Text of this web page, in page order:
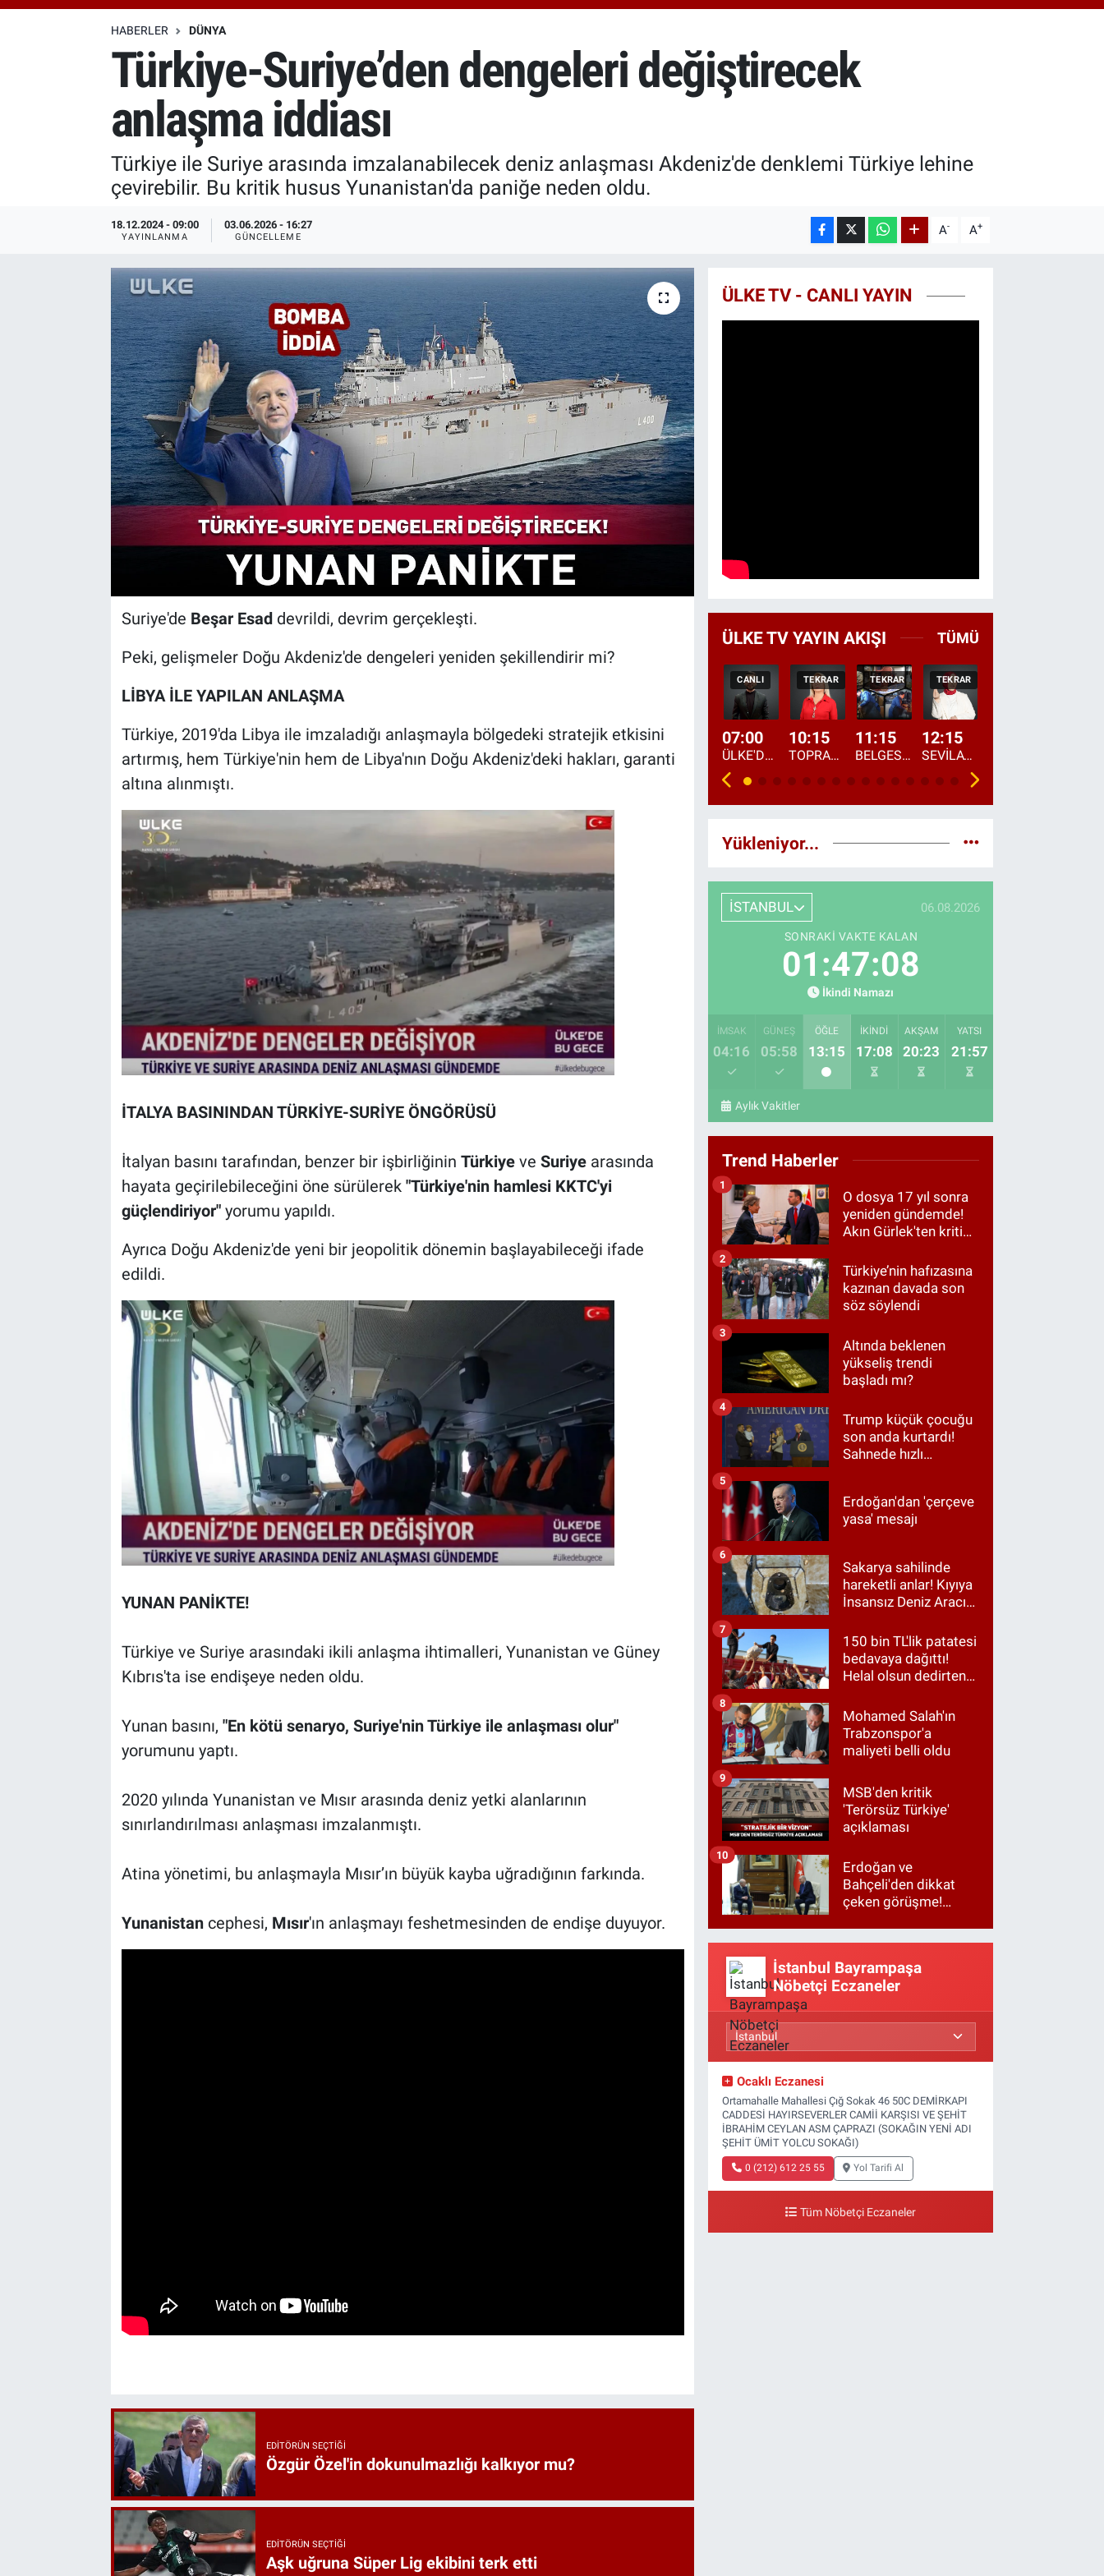
BITCOIN
64.602,05
%0.69
HABERLER DÜNYA
Türkiye-Suriye’den dengeleri değiştirecek
anlaşma iddiası
Türkiye ile Suriye arasında imzalanabilecek deniz anlaşması Akdeniz'de denklemi Türkiye lehine
çevirebilir. Bu kritik husus Yunanistan'da paniğe neden oldu.
18.12.2024 - 09:00
YAYINLANMA
03.06.2026 - 16:27
GÜNCELLEME A- A+
Suriye'de Beşar Esad devrildi, devrim gerçekleşti.
Peki, gelişmeler Doğu Akdeniz'de dengeleri yeniden şekillendirir mi?
LİBYA İLE YAPILAN ANLAŞMA
Türkiye, 2019'da Libya ile imzaladığı anlaşmayla bölgedeki stratejik etkisini
artırmış, hem Türkiye'nin hem de Libya'nın Doğu Akdeniz'deki hakları, garanti
altına alınmıştı.
İTALYA BASININDAN TÜRKİYE-SURİYE ÖNGÖRÜSÜ
İtalyan basını tarafından, benzer bir işbirliğinin Türkiye ve Suriye arasında
hayata geçirilebileceğini öne sürülerek "Türkiye'nin hamlesi KKTC'yi
güçlendiriyor"yorumu yapıldı.
Ayrıca Doğu Akdeniz'de yeni bir jeopolitik dönemin başlayabileceği ifade
edildi.
YUNAN PANİKTE!
Türkiye ve Suriye arasındaki ikili anlaşma ihtimalleri, Yunanistan ve Güney
Kıbrıs'ta ise endişeye neden oldu.
Yunan basını, "En kötü senaryo, Suriye'nin Türkiye ile anlaşması olur"
yorumunu yaptı.
2020 yılında Yunanistan ve Mısır arasında deniz yetki alanlarının
sınırlandırılması anlaşması imzalanmıştı.
Atina yönetimi, bu anlaşmayla Mısır’ın büyük kayba uğradığının farkında.
Yunanistan cephesi, Mısır'ın anlaşmayı feshetmesinden de endişe duyuyor.
EDITÖRÜN SEÇTIĞI
Özgür Özel'in dokunulmazlığı kalkıyor mu?
EDITÖRÜN SEÇTIĞI
Aşk uğruna Süper Lig ekibini terk etti
ÜLKE TV - CANLI YAYIN
ÜLKE TV YAYIN AKIŞI TÜMÜ
CANLI
07:00
ÜLKE'DE BU SABAH
TEKRAR
10:15
TOPRAKTAN SOFRAYA
TEKRAR
11:15
BELGESEL: "ÜLKE'NİN ALIN TERİ"
TEKRAR
12:15
SEVİLAY SUNGUR İLE ELİMİN BEREKETİ
Yükleniyor...
İSTANBUL 06.08.2026
SONRAKI VAKTE KALAN
01:47:06
İkindi Namazı
İMSAK
04:16
GÜNEŞ
05:58
ÖĞLE
13:15
İKINDI
17:08
AKŞAM
20:23
YATSI
21:57
Aylık Vakitler
Trend Haberler
O dosya 17 yıl sonra
yeniden gündemde!
Akın Gürlek'ten kritik
1
Türkiye’nin hafızasına
kazınan davada son
söz söylendi
2
Altında beklenen
yükseliş trendi
başladı mı?
3
Trump küçük çocuğu
son anda kurtardı!
Sahnede hızlı
4
Erdoğan'dan 'çerçeve
yasa' mesajı
5
Sakarya sahilinde
hareketli anlar! Kıyıya
İnsansız Deniz Aracı
6
150 bin TL'lik patatesi
bedavaya dağıttı!
Helal olsun dedirten
7
Mohamed Salah'ın
Trabzonspor'a
maliyeti belli oldu
8
MSB'den kritik
'Terörsüz Türkiye'
açıklaması
9
Erdoğan ve
Bahçeli'den dikkat
çeken görüşme!
10
İstanbul Bayrampaşa
Nöbetçi Eczaneler
Ocaklı Eczanesi
Ortamahalle Mahallesi Çığ Sokak 46 50C DEMİRKAPI
CADDESİ HAYIRSEVERLER CAMİİ KARŞISI VE ŞEHİT
İBRAHİM CEYLAN ASM ÇAPRAZI (SOKAĞIN YENİ ADI
ŞEHİT ÜMİT YOLCU SOKAĞI)
0 (212) 612 25 55 Yol Tarifi Al
Tüm Nöbetçi Eczaneler
Özel Haberler
Özel Haberler
Erişim Bilgileri
Haber Arşivi